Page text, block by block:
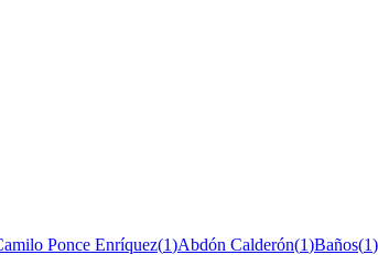
Ponce Enríquez(1)Abdón Calderón(1)Baños(1)